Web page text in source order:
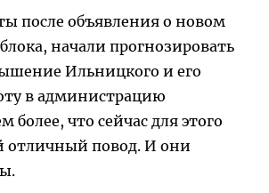
после объявления о новом
начали прогнозировать
Ильницкого и его
в администрацию
более, что сейчас для этого
отличный повод. И они